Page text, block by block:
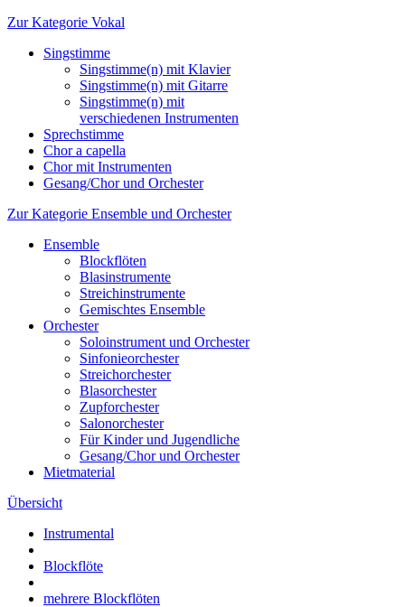
Zur Kategorie Vokal
Singstimme
Singstimme(n) mit Klavier
Singstimme(n) mit Gitarre
Singstimme(n) mit
verschiedenen Instrumenten
Sprechstimme
Chor a capella
Chor mit Instrumenten
Gesang/Chor und Orchester
Zur Kategorie Ensemble und Orchester
Ensemble
Blockflöten
Blasinstrumente
Streichinstrumente
Gemischtes Ensemble
Orchester
Soloinstrument und Orchester
Sinfonieorchester
Streichorchester
Blasorchester
Zupforchester
Salonorchester
Für Kinder und Jugendliche
Gesang/Chor und Orchester
Mietmaterial
Übersicht
Instrumental
Blockflöte
mehrere Blockflöten